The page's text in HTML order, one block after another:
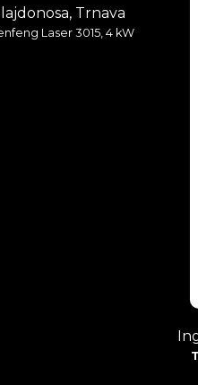
Trnava
Laser 3015, 4 kW